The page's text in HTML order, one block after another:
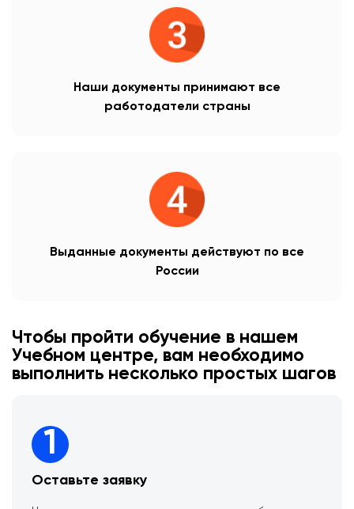
Наши документы принимают все
работодатели страны
Выданные документы действуют по все
России
Чтобы пройти обучение в нашем
Учебном центре, вам необходимо
выполнить несколько простых шагов
1
Оставьте заявку